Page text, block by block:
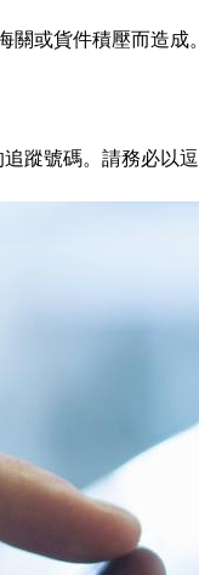
或貨件積壓而造
號碼。請務必以逗